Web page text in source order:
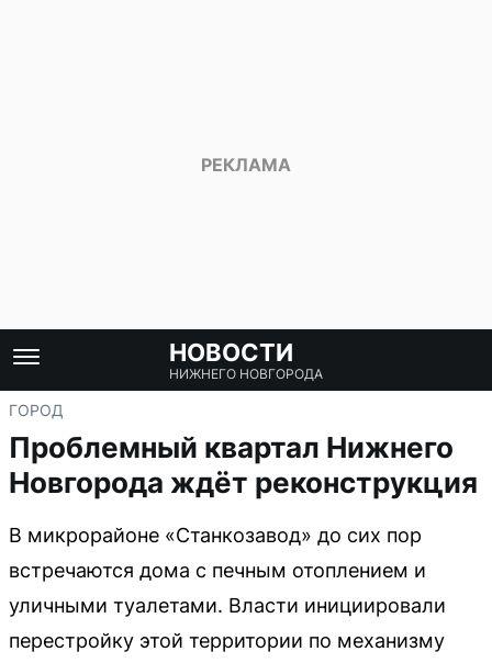
НОВОСТИ
НИЖНЕГО НОВГОРОДА
ГОРОД
Проблемный квартал Нижнего
Новгорода ждёт реконструкция
В микрорайоне «Станкозавод» до сих пор
встречаются дома с печным отоплением и
уличными туалетами. Власти инициировали
перестройку этой территории по механизму